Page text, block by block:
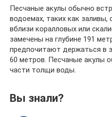
Песчаные акулы обычно
водоемах, таких как
вблизи коралловых или
замечены на глубине 191
предпочитают держаться в
60 метров. Песчаные акулы
части толщи воды.
Вы знали?